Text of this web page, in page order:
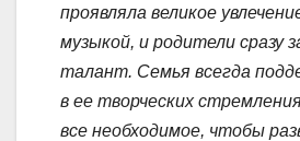
проявляла великое
музыкой, и родители сразу
талант. Семья всегда
в ее творческих
все необходимое, чтобы